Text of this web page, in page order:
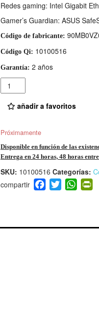
Redes gaming: Intel Gigabit
Gamer’s Guardian: ASUS
Código de fabricante:
Código Qi: 10100516
Garantía: 2 años
Cantidad
añadir a favoritos
Próximamente
Disponible en función de las
Entrega en 24 horas, 48 horas
SKU: 10100516 Categorías:
F
a
b
T
wi
W
h
A
Pr
in
e